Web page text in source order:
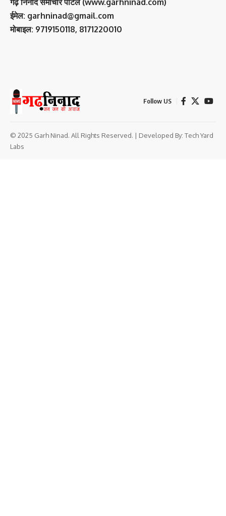
ईमेल: garhninad@gmail.com
मोबाइल: 9719150118, 8171220010
Follow US
© 2025 Garh Ninad. All Rights Reserved. | Developed By: Tech Yard
Labs